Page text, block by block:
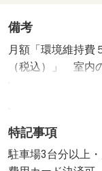
備考
月額「環境維持費
（税込）」 室内
で、詳しくはス
事項備考】専用バ
特記事項
駐車場3台分以上